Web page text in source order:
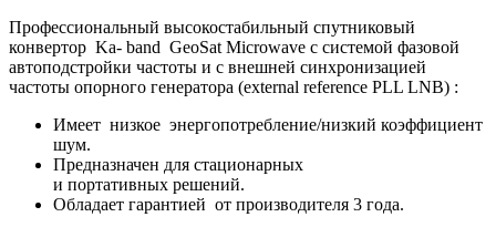
Профессиональный высокостабильный спутниковый
конвертор Ka- band GeoSat Microwave c системой фазовой
автоподстройки частоты и c внешней синхронизацией
частоты опорного генератора (external reference PLL LNB) :
Имеет низкое энергопотребление/низкий коэффициент
шум.
Предназначен для стационарных
и портативных решений.
Обладает гарантией от производителя 3 года.